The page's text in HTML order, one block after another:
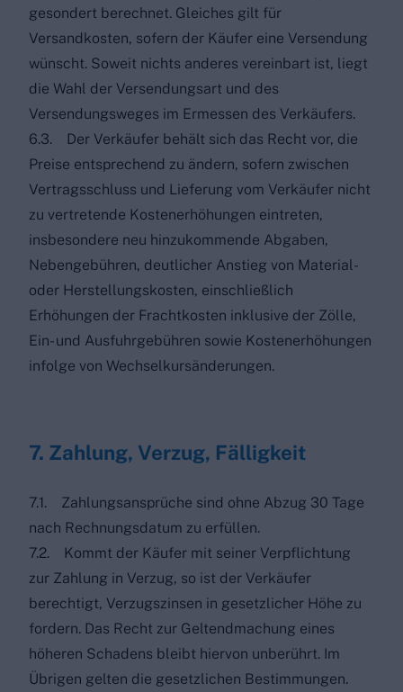
gesondert berechnet. Gleiches gilt für
Versandkosten, sofern der Käufer eine Versendung
wünscht. Soweit nichts anderes vereinbart ist, liegt
die Wahl der Versendungsart und des
Versendungsweges im Ermessen des Verkäufers.
6.3. Der Verkäufer behält sich das Recht vor, die
Preise entsprechend zu ändern, sofern zwischen
Vertragsschluss und Lieferung vom Verkäufer nicht
zu vertretende Kostenerhöhungen eintreten,
insbesondere neu hinzukommende Abgaben,
Nebengebühren, deutlicher Anstieg von Material-
oder Herstellungskosten, einschließlich
Erhöhungen der Frachtkosten inklusive der Zölle,
Ein- und Ausfuhrgebühren sowie Kostenerhöhungen
infolge von Wechselkursänderungen.
7. Zahlung, Verzug, Fälligkeit
7.1. Zahlungsansprüche sind ohne Abzug 30 Tage
nach Rechnungsdatum zu erfüllen.
7.2. Kommt der Käufer mit seiner Verpflichtung
zur Zahlung in Verzug, so ist der Verkäufer
berechtigt, Verzugszinsen in gesetzlicher Höhe zu
fordern. Das Recht zur Geltendmachung eines
höheren Schadens bleibt hiervon unberührt. Im
Übrigen gelten die gesetzlichen Bestimmungen.